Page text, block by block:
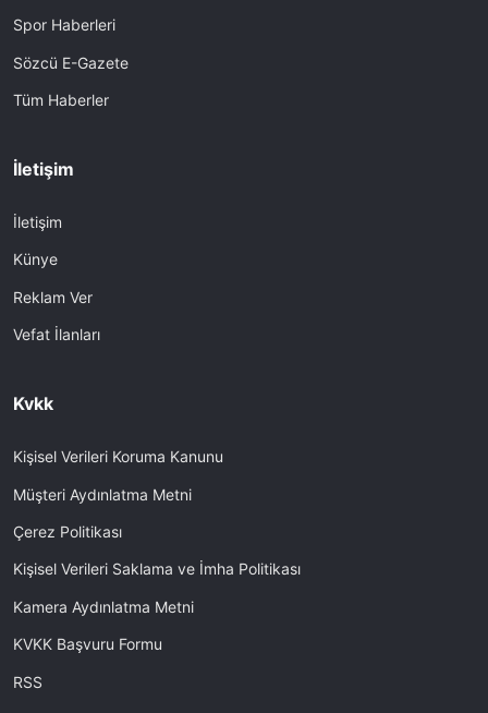
Spor Haberleri
Sözcü E-Gazete
Tüm Haberler
İletişim
İletişim
Künye
Reklam Ver
Vefat İlanları
Kvkk
Kişisel Verileri Koruma Kanunu
Müşteri Aydınlatma Metni
Çerez Politikası
Kişisel Verileri Saklama ve İmha Politikası
Kamera Aydınlatma Metni
KVKK Başvuru Formu
RSS